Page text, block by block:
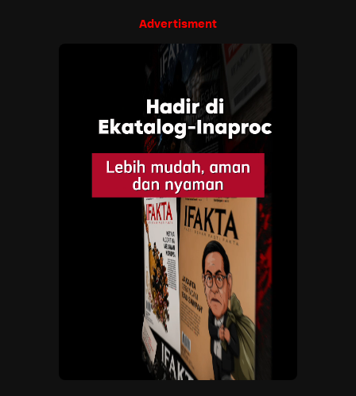
Advertisment